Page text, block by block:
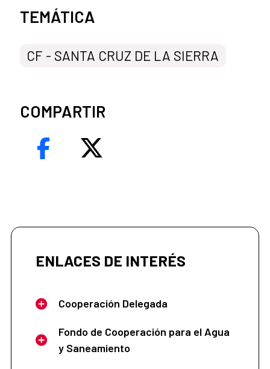
Categorías de la noticia
TEMÁTICA
CF - SANTA CRUZ DE LA SIERRA
COMPARTIR
ENLACES DE INTERÉS
Cooperación Delegada
Fondo de Cooperación para el Agua
y Saneamiento